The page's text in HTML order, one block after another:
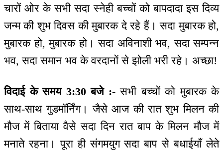
चारों ओर के सभी सदा स्नेही बच्चों को बापदादा इस दिव्य
जन्म की शुभ दिवस की मुबारक दे रहे हैं। सदा मुबारक हो,
मुबारक हो, मुबारक हो। सदा अविनाशी भव, सदा सम्पन्न
भव, सदा समान भव के वरदानों से झोली भरी रहे। अच्छा!
विदाई के समय 3:30 बजे :-सभी बच्चों को मुबारक के
साथ-साथ गुडमॉर्निंग। जैसे आज की रात शुभ मिलन की
मौज में बिताया वैसे सदा दिन रात बाप के मिलन मौज में
मनाते रहना। पूरा ही संगमयुग सदा बाप से बधाईयाँ लेते